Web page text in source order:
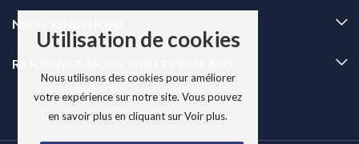
NOS CONDITIONS
REJOIGNEZ-NOUS SUR LES RÉSEAUX
Utilisation de cookies
Nous utilisons des cookies pour améliorer
votre expérience sur notre site. Vous pouvez
en savoir plus en cliquant sur Voir plus.